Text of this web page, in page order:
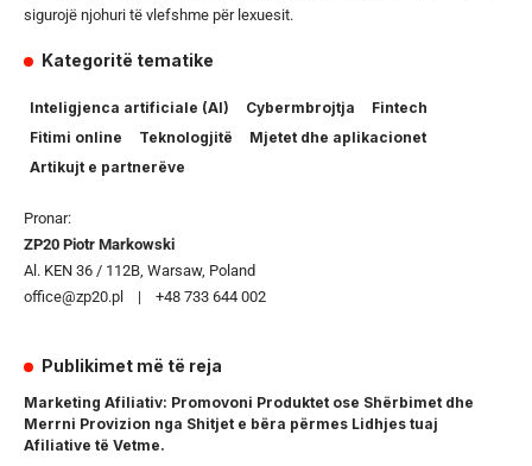
sigurojë njohuri të vlefshme për lexuesit.
Kategoritë tematike
Inteligjenca artificiale (AI) Cybermbrojtja
Fintech
Fitimi online
Teknologjitë
Mjetet dhe aplikacionet
Artikujt e partnerëve
Pronar:
ZP20 Piotr Markowski
Al. KEN 36 / 112B, Warsaw, Poland
office@zp20.pl | +48 733 644 002
Publikimet më të reja
Marketing Afiliativ: Promovoni Produktet ose Shërbimet dhe
Merrni Provizion nga Shitjet e bëra përmes Lidhjes tuaj
Afiliative të Vetme.